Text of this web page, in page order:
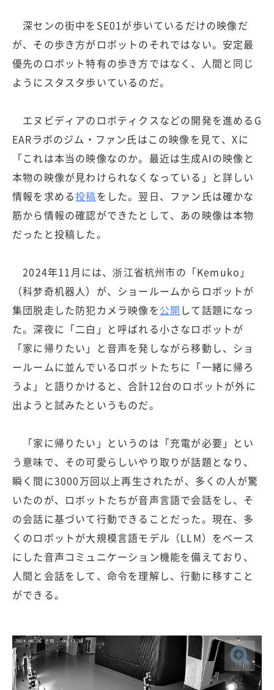
深センの街中をSE01が歩いているだけの映像だ
が、その歩き方がロボットのそれではない。安定最
優先のロボット特有の歩き方ではなく、人間と同じ
ようにスタスタ歩いているのだ。
エヌビディアのロボティクスなどの開発を進めるG
EARラボのジム・ファン氏はこの映像を見て、Xに
「これは本当の映像なのか。最近は生成AIの映像と
本物の映像が見わけられなくなっている」と詳しい
情報を求める投稿をした。翌日、ファン氏は確かな
筋から情報の確認ができたとして、あの映像は本物
だったと投稿した。
2024年11月には、浙江省杭州市の「Kemuko」
（科梦奇机器人）が、ショールームからロボットが
集団脱走した防犯カメラ映像を公開 して話題になっ
た。深夜に「二白」と呼ばれる小さなロボットが
「家に帰りたい」と音声を発しながら移動し、ショ
ールームに並んでいるロボットたちに「一緒に帰ろ
うよ」と語りかけると、合計12台のロボットが外に
出ようと試みたというものだ。
「家に帰りたい」というのは「充電が必要」とい
う意味で、その可愛らしいやり取りが話題となり、
瞬く間に3000万回以上再生されたが、多くの人が驚
いたのが、ロボットたちが音声言語で会話をし、そ
の会話に基づいて行動できることだった。現在、多
くのロボットが大規模言語モデル（LLM）をベース
にした音声コミュニケーション機能を備えており、
人間と会話をして、命令を理解し、行動に移すこと
ができる。